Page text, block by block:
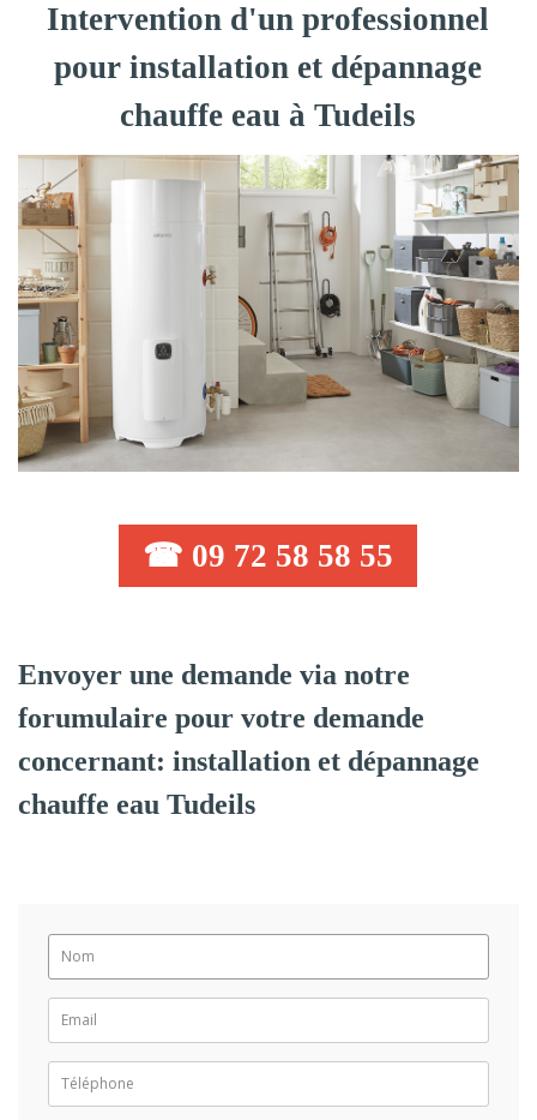
Intervention d'un professionnel
pour installation et dépannage
chauffe eau à Tudeils
☎ 09 72 58 58 55
Envoyer une demande via notre
forumulaire pour votre demande
concernant: installation et dépannage
chauffe eau Tudeils